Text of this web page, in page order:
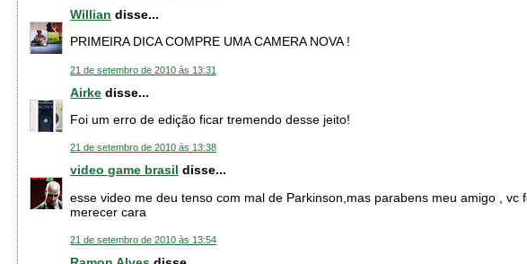
Willian disse...
PRIMEIRA DICA COMPRE UMA CAMERA NOVA !
21 de setembro de 2010 às 13:31
Airke disse...
Foi um erro de edição ficar tremendo desse jeito!
21 de setembro de 2010 às 13:38
video game brasil disse...
esse video me deu tenso com mal de Parkinson,mas parabens meu amigo ,
merecer cara
21 de setembro de 2010 às 13:54